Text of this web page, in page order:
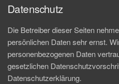
Datenschutz
Die Betreiber dieser Seiten
persönlichen Daten sehr ernst.
personenbezogenen Daten
gesetzlichen
Datenschutzerklärung.